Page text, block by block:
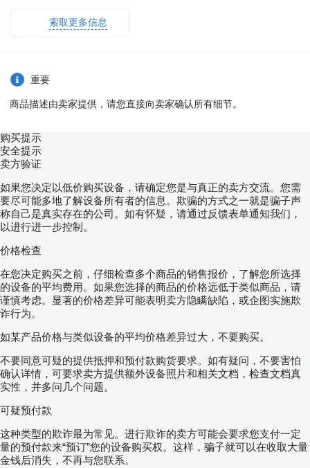
索取更多信息
重要
商品描述由卖家提供，请您直接向卖家确认所有细节。
购买提示
安全提示
卖方验证
如果您决定以低价购买设备，请确定您是与真正的卖方交流。您需
要尽可能多地了解设备所有者的信息。欺骗的方式之一就是骗子声
称自己是真实存在的公司。如有怀疑，请通过反馈表单通知我们，
以进行进一步控制。
价格检查
在您决定购买之前，仔细检查多个商品的销售报价，了解您所选择
的设备的平均费用。如果您选择的商品的价格远低于类似商品，请
谨慎考虑。显著的价格差异可能表明卖方隐瞒缺陷，或企图实施欺
诈行为。
如某产品价格与类似设备的平均价格差异过大，不要购买。
不要同意可疑的提供抵押和预付款购货要求。如有疑问，不要害怕
确认详情，可要求卖方提供额外设备照片和相关文档，检查文档真
实性，并多问几个问题。
可疑预付款
这种类型的欺诈最为常见。进行欺诈的卖方可能会要求您支付一定
量的预付款来“预订”您的设备购买权。这样，骗子就可以在收取大量
金钱后消失，不再与您联系。